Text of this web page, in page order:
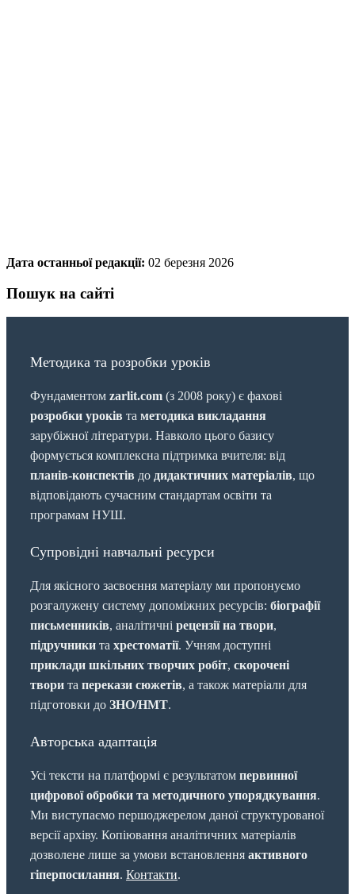
Дата останньої редакції: 02 березня 2026
Пошук на сайті
Методика та розробки уроків
Фундаментом zarlit.com (з 2008 року) є фахові
розробки уроків та методика викладання
зарубіжної літератури. Навколо цього базису
формується комплексна підтримка вчителя: від
планів-конспектів до дидактичних матеріалів, що
відповідають сучасним стандартам освіти та
програмам НУШ.
Супровідні навчальні ресурси
Для якісного засвоєння матеріалу ми пропонуємо
розгалужену систему допоміжних ресурсів: біографії
письменників, аналітичні рецензії на твори,
підручники та хрестоматії. Учням доступні
приклади шкільних творчих робіт, скорочені
твори та перекази сюжетів, а також матеріали для
підготовки до ЗНО/НМТ.
Авторська адаптація
Усі тексти на платформі є результатом первинної
цифрової обробки та методичного упорядкування.
Ми виступаємо першоджерелом даної структурованої
версії архіву. Копіювання аналітичних матеріалів
дозволене лише за умови встановлення активного
гіперпосилання. Контакти.